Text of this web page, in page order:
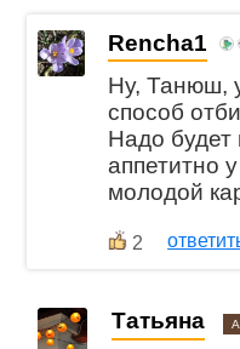
Rencha1
Ну, Танюш,
способ
Надо будет
аппетитно
молодой
2
Татьяна